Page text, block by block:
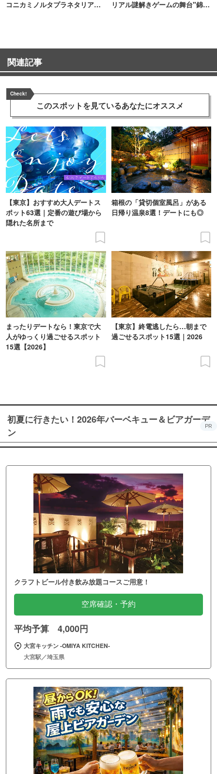
コニカミノルタプラネタリア
リアル謎解きゲームの舞台"錦糸
関連記事
Check!
このスポットを見ているあなたにオススメ
【東京】おすすめ大人デートス
ポット63選｜定番の遊び場から
隠れた名所まで
箱根の「貸切個室風呂」がある
日帰り温泉8選！デートにも◎
まったりデートなら！東京で大
人がゆっくり過ごせるスポット
15選【2026】
【東京】終電逃したら…朝まで
過ごせるスポット15選｜2026
初夏に行きたい！2026年バーベキュー＆ビアガーデ
ン
PR
クラフトビール付き飲み放題コースご用意！
空席確認・予約
平均予算 4,000円
大宮キッチン ‐OMIYA KITCHEN‐
大宮駅／埼玉県